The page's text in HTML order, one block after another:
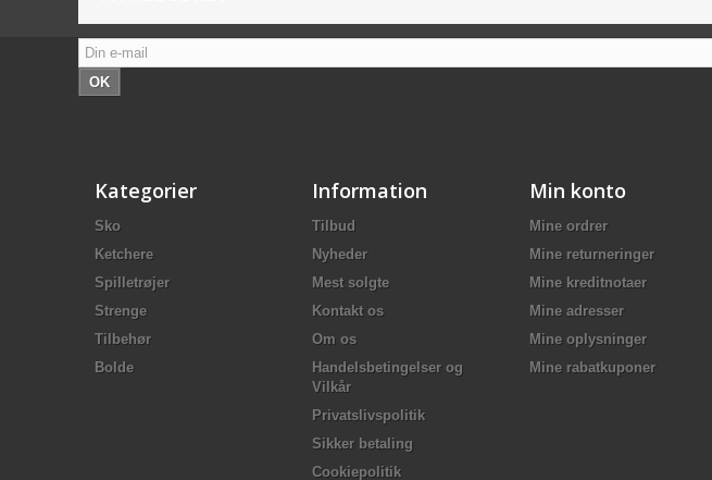
OK
Kategorier
Sko
Ketchere
Spilletrøjer
Strenge
Tilbehør
Bolde
Information
Tilbud
Nyheder
Mest solgte
Kontakt os
Om os
Handelsbetingelser og
Vilkår
Privatslivspolitik
Sikker betaling
Cookiepolitik
Min konto
Mine ordrer
Mine returneringer
Mine kreditnotaer
Mine adresser
Mine oplysninger
Mine rabatkuponer